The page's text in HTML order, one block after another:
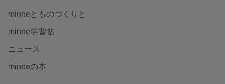
minneとものづくりと
minne学習帖
ニュース
minneの本